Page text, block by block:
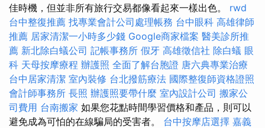
佳時機，但並非所有旅行交易都像看起來一樣出色。 rwd
台中整復推薦 找專業會計公司處理帳務 台中眼科 高雄律師
推薦 居家清潔一小時多少錢 Google商家檔案 醫美診所推
薦 新北除白蟻公司 記帳事務所 假牙 高雄徵信社 除白蟻 眼
科 天母按摩療程 辦護照 全面了解台胞證 唐六典專業治療
台中居家清潔 室內裝修 台北撥筋療法 國際整復師資格證照
會計師事務所 長照 辦護照要帶什麼 室內設計公司 搬家公
司費用 台南搬家 如果您花點時間學習價格和產品，則可以
避免成為可怕的在線騙局的受害者。 台中按摩店選擇 嘉義